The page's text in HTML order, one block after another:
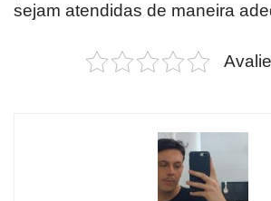
sejam atendidas de maneira